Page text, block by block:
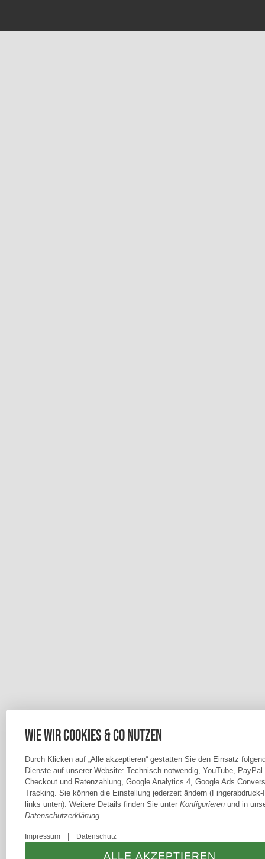
Wie wir Cookies & Co nutzen
Durch Klicken auf „Alle akzeptieren“ gestatten Sie den Einsatz
Dienste auf unserer Website: Technisch notwendig, YouTube,
Checkout und Ratenzahlung, Google Analytics 4, Google Ads
Tracking. Sie können die Einstellung jederzeit ändern (Fingerabdruck-
links unten). Weitere Details finden Sie unter Konfigurieren und in
Datenschutzerklärung.
Impressum Datenschutz
ALLE AKZEPTIEREN